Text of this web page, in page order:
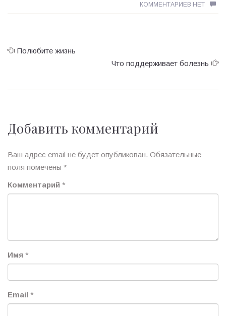
КОММЕНТАРИЕВ НЕТ
Полюбите жизнь
Что поддерживает болезнь
Добавить комментарий
Ваш адрес email не будет опубликован. Обязательные
поля помечены *
Комментарий *
Имя *
Email *